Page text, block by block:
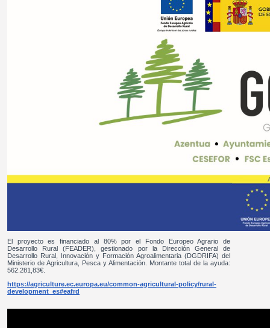
El proyecto es financiado al 80% por el Fondo Europeo Agrario de
Desarrollo Rural (FEADER), gestionado por la Dirección General de
Desarrollo Rural, Innovación y Formación Agroalimentaria (DGDRIFA) del
Ministerio de Agricultura, Pesca y Alimentación. Montante total de la ayuda:
562.281,83€.
https://agriculture.ec.europa.eu/common-agricultural-policy/rural-
development_es#eafrd